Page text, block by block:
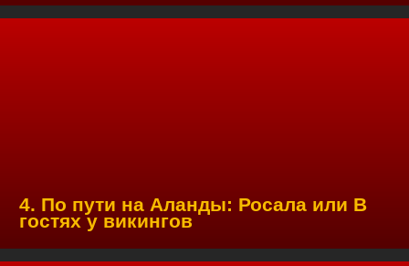
4. По пути на Аланды: Росала или В
гостях у викингов